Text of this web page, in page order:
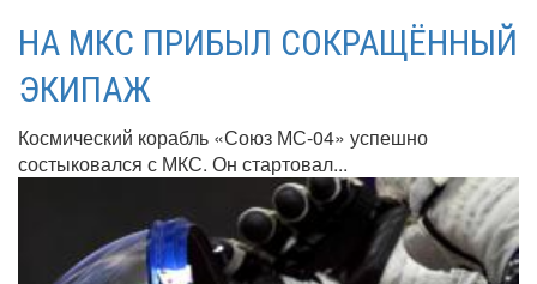
НА МКС ПРИБЫЛ СОКРАЩЁННЫЙ
ЭКИПАЖ
Космический корабль «Союз МС-04» успешно
состыковался с МКС. Он стартовал...